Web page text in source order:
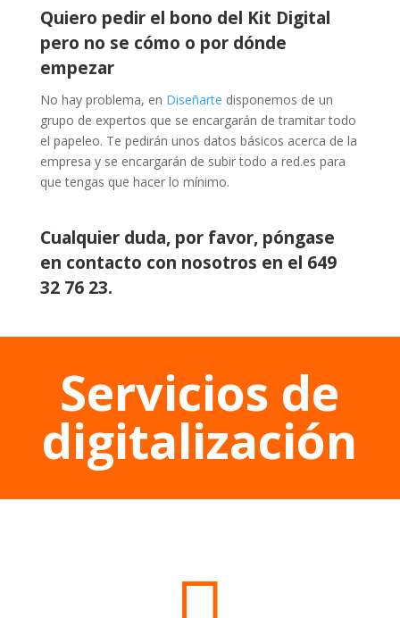
Quiero pedir el bono del Kit Digital
pero no se cómo o por dónde
empezar
No hay problema, en Diseñarte disponemos de un
grupo de expertos que se encargarán de tramitar todo
el papeleo. Te pedirán unos datos básicos acerca de la
empresa y se encargarán de subir todo a red.es para
que tengas que hacer lo mínimo.
Cualquier duda, por favor, póngase
en contacto con nosotros en el 649
32 76 23.
Servicios de
digitalización